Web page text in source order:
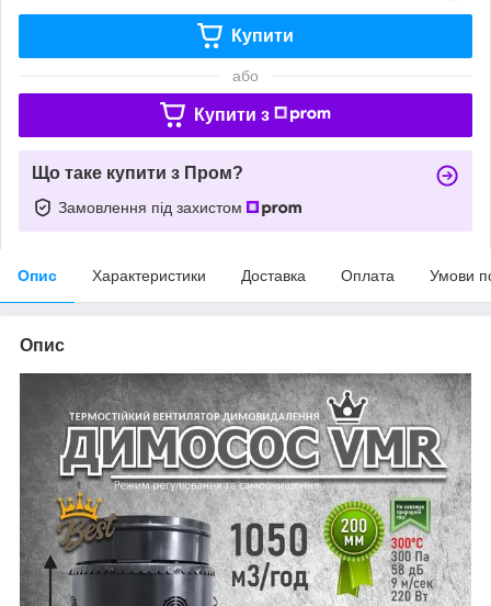
Купити
або
Купити з
Що таке купити з Пром?
Замовлення під захистом
Опис Характеристики Доставка Оплата Умови
Опис